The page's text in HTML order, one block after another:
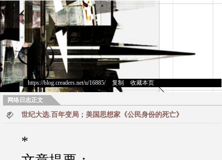
https://blog.creaders.net/u/16885/> 复制 收藏本页
网络日志正文
世纪大选.百年变局；美国思想家《公民身份的死亡》
*